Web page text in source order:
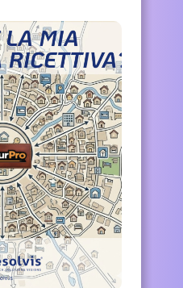
Ospitalità in